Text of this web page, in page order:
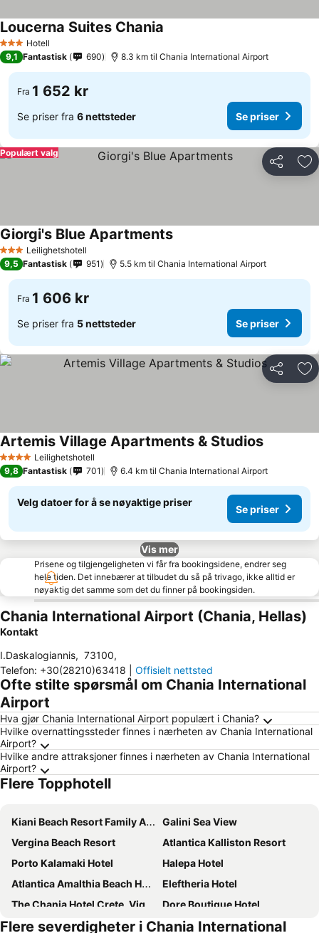
3 StjernerHotell
Loucerna Suites Chania
9,1 Fantastisk 690 8.3 km til Chania International Airport
Fra 1 652 kr
Se priser fra 6 nettsteder Se priser
Del
Populært valg
3 StjernerLeilighetshotell
Giorgi's Blue ApartmentsSe priser
9,5 Fantastisk 951 5.5 km til Chania International Airport
Fra 1 606 kr
Se priser fra 5 nettsteder Se priser
Del
4 StjernerLeilighetshotell
Artemis Village Apartments & StudiosSe priser
9,8 Fantastisk 701 6.4 km til Chania International Airport
Velg datoer for å se nøyaktige priser
Se priser
Vis mer
Prisene og tilgjengeligheten vi får fra bookingsidene, endrer seg
hele tiden. Det innebærer at tilbudet du så på trivago, ikke alltid er
nøyaktig det samme som det du finner på bookingsiden.
Chania International Airport (Chania, Hellas)
Kontakt
I.Daskalogiannis, 73100,
Telefon: +30(28210)63418 Offisielt nettsted
Ofte stilte spørsmål om Chania International
Airport
Hva gjør Chania International Airport populært i Chania?
Hvilke overnattingssteder finnes i nærheten av Chania International
Airport?
Hvilke andre attraksjoner finnes i nærheten av Chania International
Airport?
Flere Topphotell
Kiani Beach Resort Family All-Inclusive
Galini Sea View
Vergina Beach Resort
Atlantica Kalliston Resort
Porto Kalamaki Hotel
Halepa Hotel
Atlantica Amalthia Beach Hotel
Eleftheria Hotel
The Chania Hotel Crete, Vignette Collection
Dore Boutique Hotel
Elia Agia Marina Hotel
Creta Vitalis
Flere severdigheter i Chania International